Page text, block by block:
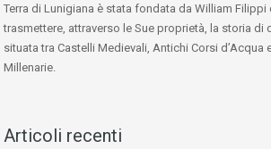
Terra di Lunigiana è stata fondata da William Filippi
trasmettere, attraverso le Sue proprietà, la storia di
situata tra Castelli Medievali, Antichi Corsi d’Acqua
Millenarie.
Articoli recenti